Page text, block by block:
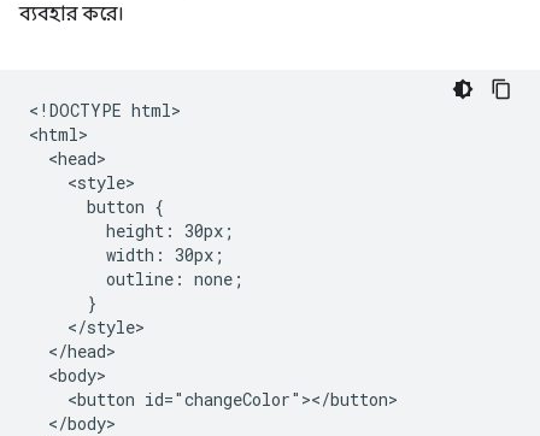
ব্যবহার করে।
<!DOCTYPE html>
<html>
  <head>
    <style>
      button {
        height: 30px;
        width: 30px;
        outline: none;
      }
    </style>
  </head>
  <body>
    <button id="changeColor"></button>
  </body>